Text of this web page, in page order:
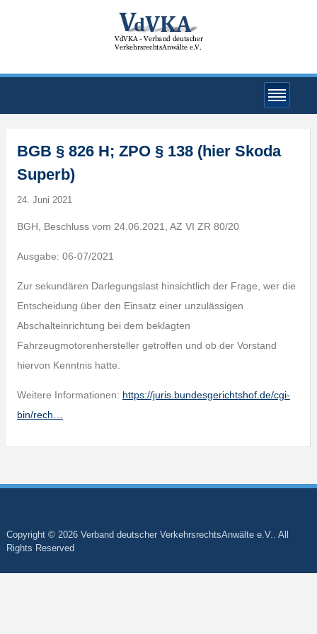
BGB § 826 H; ZPO § 138 (hier Skoda
Superb)
24. Juni 2021
BGH, Beschluss vom 24.06.2021, AZ VI ZR 80/20
Ausgabe: 06-07/2021
Zur sekundären Darlegungslast hinsichtlich der Frage, wer die
Entscheidung über den Einsatz einer unzulässigen
Abschalteinrichtung bei dem beklagten
Fahrzeugmotorenhersteller getroffen und ob der Vorstand
hiervon Kenntnis hatte.
Weitere Informationen: https://juris.bundesgerichtshof.de/cgi-
bin/rech…
Copyright © 2026 Verband deutscher VerkehrsrechtsAnwälte e.V.. All
Rights Reserved